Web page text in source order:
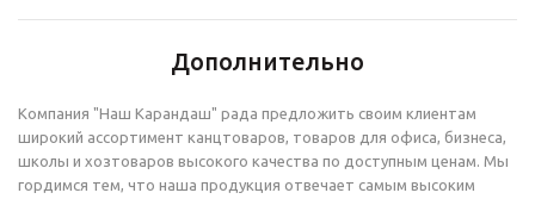
Дополнительно
Компания "Наш Карандаш" рада предложить своим клиентам
широкий ассортимент канцтоваров, товаров для офиса, бизнеса,
школы и хозтоваров высокого качества по доступным ценам. Мы
гордимся тем, что наша продукция отвечает самым высоким